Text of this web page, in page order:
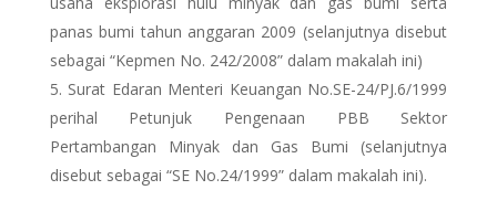
panas bumi tahun anggaran 2009 (selanjutnya disebut
sebagai “Kepmen No. 242/2008” dalam makalah ini)
Surat Edaran Menteri Keuangan No.SE-24/PJ.6/1999
perihal Petunjuk Pengenaan PBB Sektor
Pertambangan Minyak dan Gas Bumi (selanjutnya
disebut sebagai “SE No.24/1999” dalam makalah ini).